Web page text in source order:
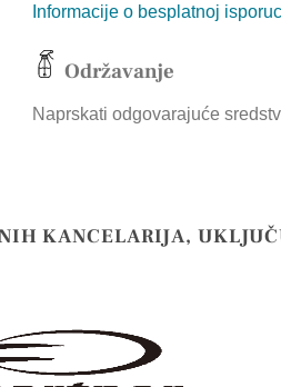
Informacije o besplatnoj
Održavanje
Naprskati odgovarajuće
KANCELARIJA,